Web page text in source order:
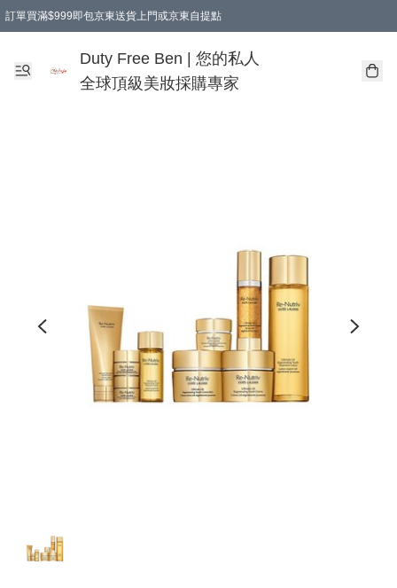
訂單買滿$999即包京東送貨上門或京東自提點
Duty Free Ben | 您的私人
全球頂級美妝採購專家